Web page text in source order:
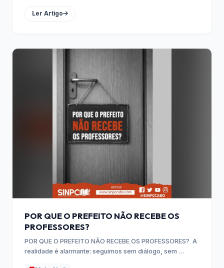
Ler Artigo
POR QUE O PREFEITO NÃO RECEBE OS
PROFESSORES?
POR QUE O PREFEITO NÃO RECEBE OS PROFESSORES? A
realidade é alarmante: seguimos sem diálogo, sem …